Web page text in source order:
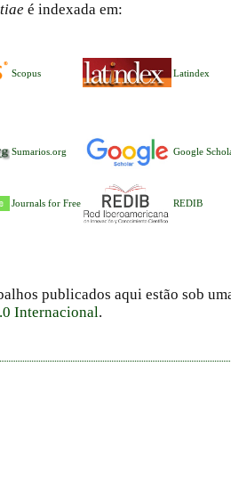
é indexada em:
Scopus Latindex
Sumarios.org Google
Journals for Free REDIB
publicados aqui estão sob
Internacional.